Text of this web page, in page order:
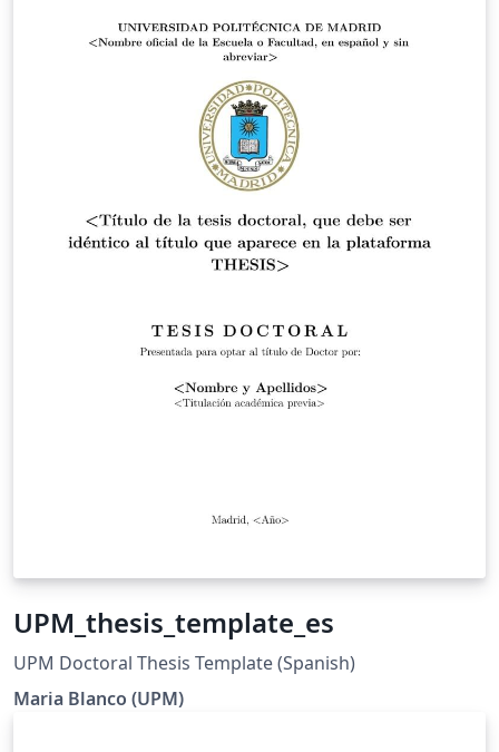
UPM_thesis_template_es
UPM Doctoral Thesis Template (Spanish)
Maria Blanco (UPM)